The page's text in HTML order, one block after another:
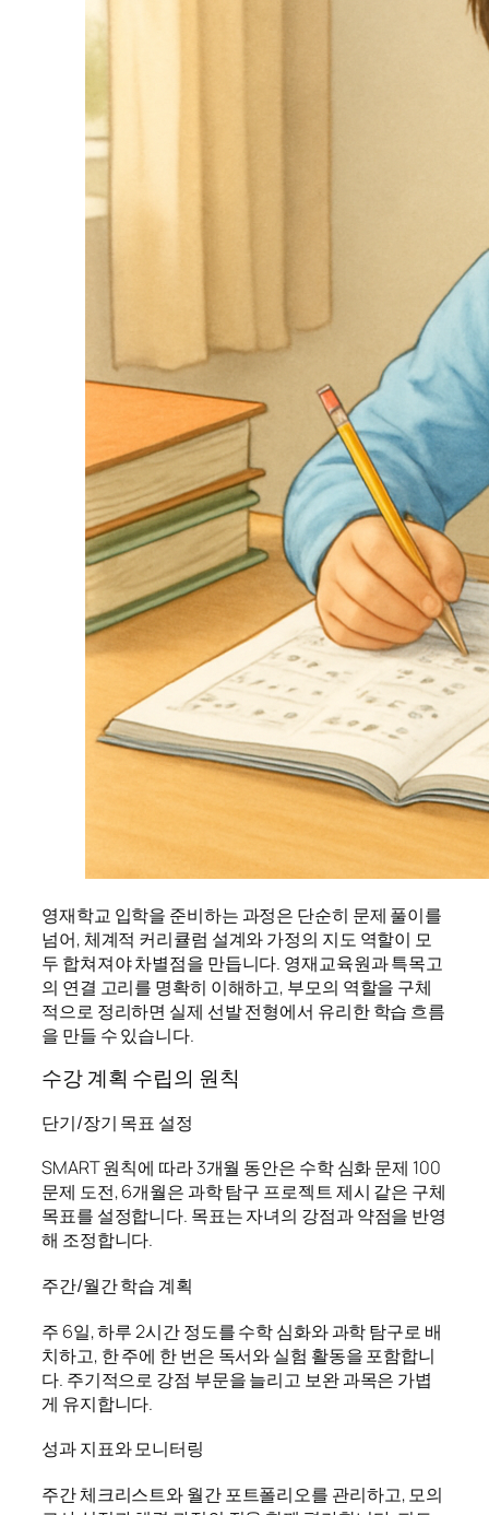
영재학교 입학을 준비하는 과정은 단순히 문제 풀이를
넘어, 체계적 커리큘럼 설계와 가정의 지도 역할이 모
두 합쳐져야 차별점을 만듭니다. 영재교육원과 특목고
의 연결 고리를 명확히 이해하고, 부모의 역할을 구체
적으로 정리하면 실제 선발 전형에서 유리한 학습 흐름
을 만들 수 있습니다.
수강 계획 수립의 원칙
단기/장기 목표 설정
SMART 원칙에 따라 3개월 동안은 수학 심화 문제 100
문제 도전, 6개월은 과학 탐구 프로젝트 제시 같은 구체
목표를 설정합니다. 목표는 자녀의 강점과 약점을 반영
해 조정합니다.
주간/월간 학습 계획
주 6일, 하루 2시간 정도를 수학 심화와 과학 탐구로 배
치하고, 한 주에 한 번은 독서와 실험 활동을 포함합니
다. 주기적으로 강점 부문을 늘리고 보완 과목은 가볍
게 유지합니다.
성과 지표와 모니터링
주간 체크리스트와 월간 포트폴리오를 관리하고, 모의